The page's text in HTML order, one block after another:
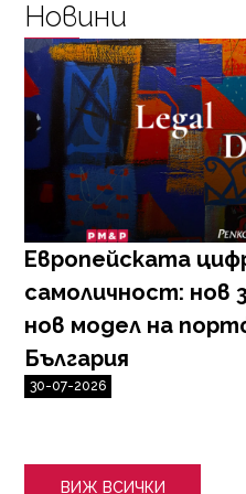
Новини
Европейската
самоличност: нов
нов модел на
България
30-07-2026
ВИЖ ВСИЧКИ